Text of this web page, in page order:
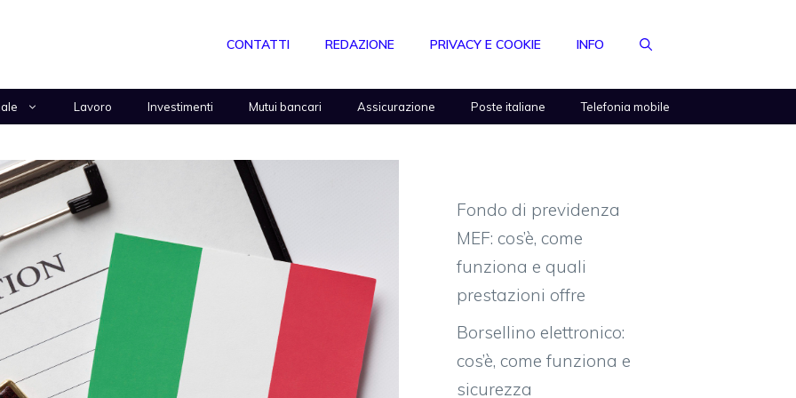
CONTATTI REDAZIONE PRIVACY E COOKIE INFO
Lavoro Investimenti Mutui bancari Assicurazione Poste italiane Telefonia mobile
Fondo di previdenza
MEF: cos’è, come
funziona e quali
prestazioni offre
Borsellino elettronico:
cos’è, come funziona e
sicurezza